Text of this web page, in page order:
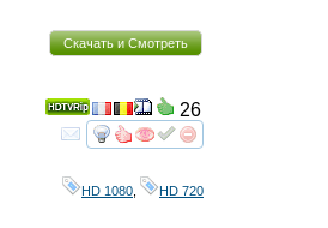
Скачать и Смотреть
смотретьинтересует
26
HD 1080 HD 720